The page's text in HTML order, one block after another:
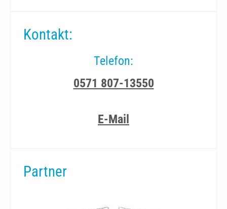
Kontakt:
Telefon:
0571 807-13550
E-Mail
Partner